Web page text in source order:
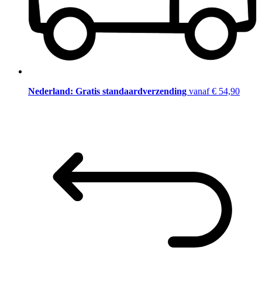
Nederland: Gratis standaardverzending vanaf € 54,90